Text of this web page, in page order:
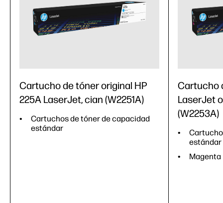
Cartucho de tóner original HP
225A LaserJet, cian (W2251A)
Cartuchos de tóner de capacidad
estándar
Cartucho
LaserJet
(W2253A)
estándar
Magenta